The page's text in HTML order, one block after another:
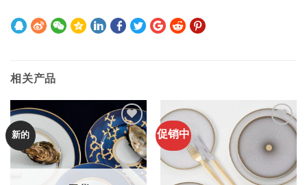
相关产品
新的
加入
心愿
单
促销中
加入
心愿
单